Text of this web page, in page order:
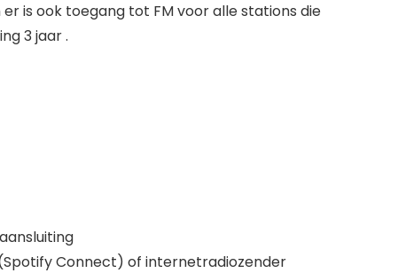
is ook toegang tot FM voor alle stations die
3 jaar .
Connect) of internetradiozender